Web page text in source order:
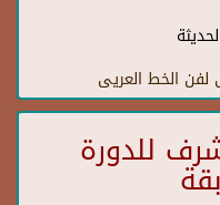
لفن الخط العريى
للدورة